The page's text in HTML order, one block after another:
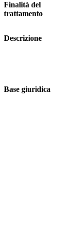
Finalità del
trattamento
Descrizione
Base giuridica